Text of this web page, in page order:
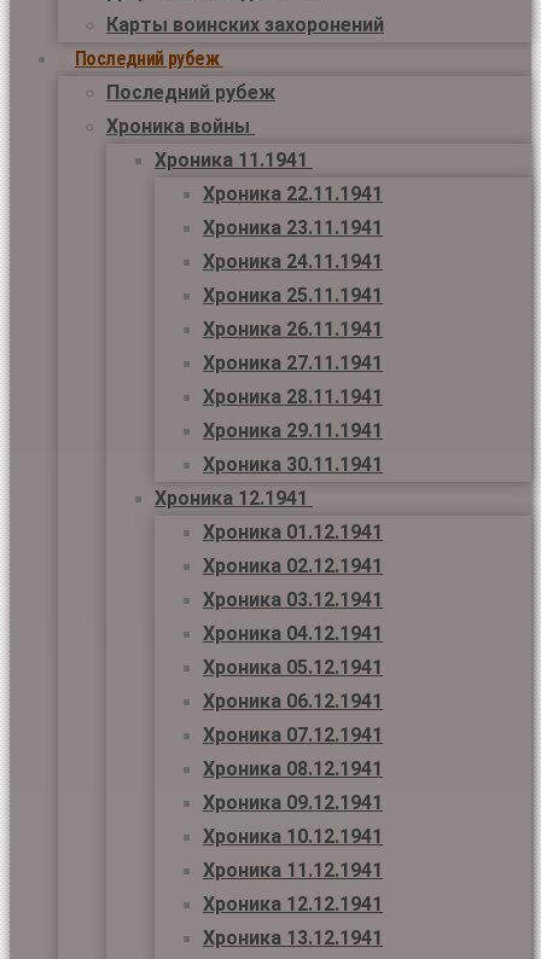
Карты воинских захоронений
Последний рубеж
Последний рубеж
Хроника войны
Хроника 11.1941
Хроника 22.11.1941
Хроника 23.11.1941
Хроника 24.11.1941
Хроника 25.11.1941
Хроника 26.11.1941
Хроника 27.11.1941
Хроника 28.11.1941
Хроника 29.11.1941
Хроника 30.11.1941
Хроника 12.1941
Хроника 01.12.1941
Хроника 02.12.1941
Хроника 03.12.1941
Хроника 04.12.1941
Хроника 05.12.1941
Хроника 06.12.1941
Хроника 07.12.1941
Хроника 08.12.1941
Хроника 09.12.1941
Хроника 10.12.1941
Хроника 11.12.1941
Хроника 12.12.1941
Хроника 13.12.1941